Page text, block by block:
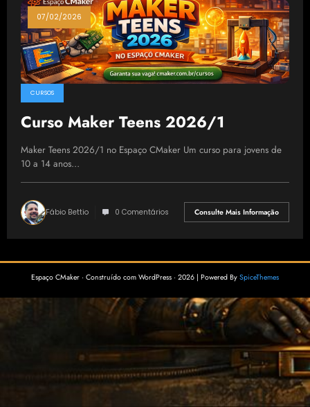
07/02/2026
CURSOS
Curso Maker Teens 2026/1
Maker Teens 2026/1 no Espaço CMaker Um curso para jovens de
10 a 14 anos…
Fábio Bettio 0 Comentários Consulte Mais Informação
Espaço CMaker · Construído com WordPress · 2026 | Powered By SpiceThemes